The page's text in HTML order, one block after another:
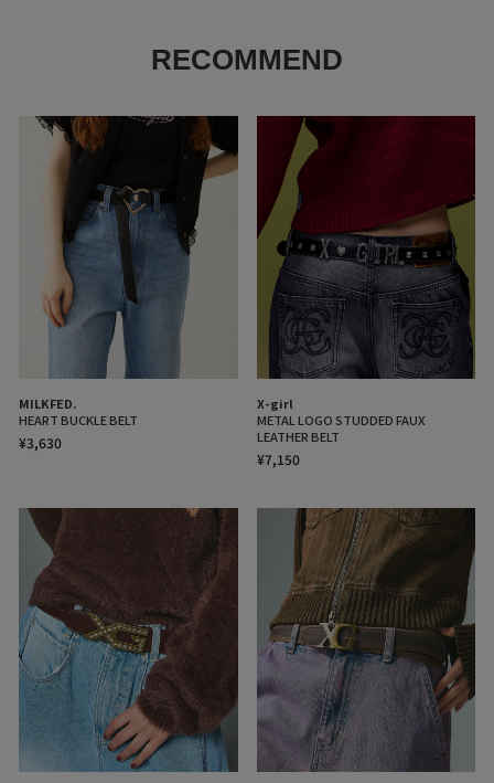
RECOMMEND
MILKFED.
HEART BUCKLE BELT
¥3,630
X-girl
METAL LOGO STUDDED FAUX
LEATHER BELT
¥7,150